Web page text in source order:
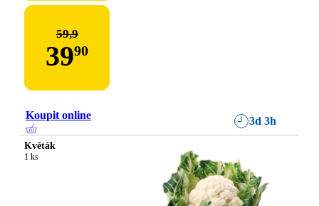
59,9
3990
Koupit online 3d 3h
Květák
1 ks